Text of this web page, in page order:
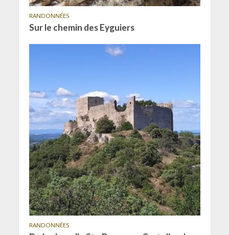
RANDONNÉES
Sur le chemin des Eyguiers
RANDONNÉES